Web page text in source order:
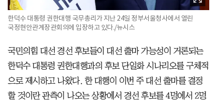
한덕수 대통령 권한대행 국무총리가 지난 24일 정부서울청사에서 열린
국정현안관계장관회의에 입장하고 있다./뉴시스
국민의힘 대선 경선 후보들이 대선 출마 가능성이 거론되는
한덕수 대통령 권한대행과의 후보 단일화 시나리오를 구체적
으로 제시하고 나왔다. 한 대행이 이번 주 대선 출마를 결정
할 것이란 관측이 나오는 상황에서 경선 후보를 4명에서 2명